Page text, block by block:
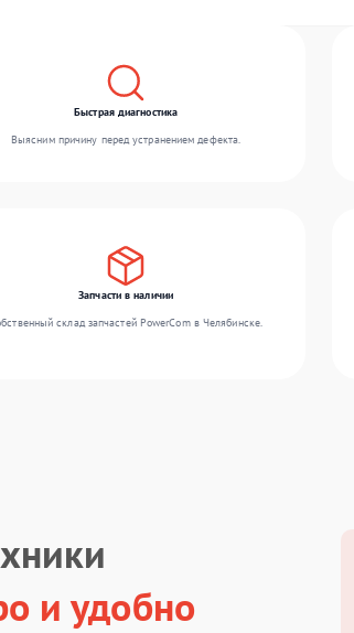
Быстрая диагностика
Выясним причину перед устранением дефекта.
Запчасти в наличии
склад запчастей PowerCom в Челябинске.
и удобно